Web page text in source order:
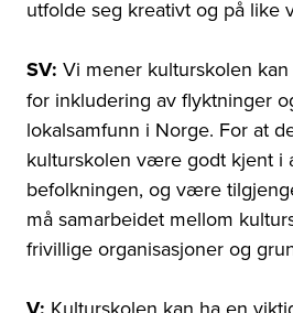
utfolde seg kreativt og på like
SV: Vi mener kulturskolen
for inkludering av flyktninger
lokalsamfunn i Norge. For at
kulturskolen være godt kjent i
befolkningen, og være
må samarbeidet mellom
frivillige organisasjoner og